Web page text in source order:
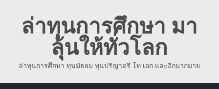
contentล่าทุนการศึกษา มา
ลุ้นให้ทั่วโลก
ล่าทุนการศึกษา ทุนมัธยม ทุนปริญาตรี โท เอก และอีกมากมาย